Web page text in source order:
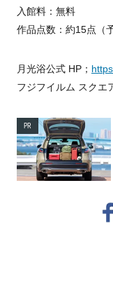
入館料：無料
作品点数：約15点（
月光浴公式 HP；
フジフイルム スクエ
PR